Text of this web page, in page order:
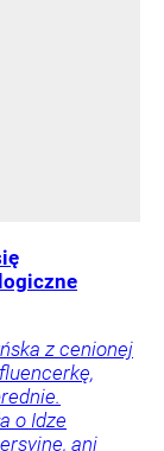
z cenionej
o Idze
ani